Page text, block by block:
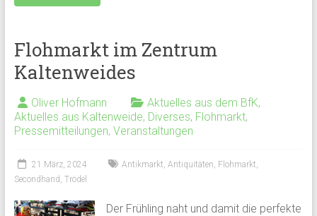
Flohmarkt im Zentrum
Kaltenweides
Oliver Hofmann Aktuelles aus dem BfK,
Aktuelles aus Kaltenweide, Diverses, Flohmarkt,
Pressemitteilungen, Veranstaltungen
21 März, 2024 Antikmarkt, Antiquitäten, Flohmarkt,
Secondhand , Trödel
Der Frühling naht und damit die perfekte